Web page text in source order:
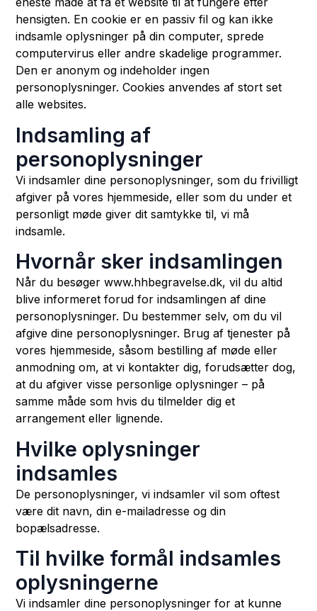
hensigten. En cookie er en passiv fil og kan ikke
indsamle oplysninger på din computer, sprede
computervirus eller andre skadelige programmer.
Den er anonym og indeholder ingen
personoplysninger. Cookies anvendes af stort set
alle websites.
Indsamling af
personoplysninger
Vi indsamler dine personoplysninger, som du frivilligt
afgiver på vores hjemmeside, eller som du under et
personligt møde giver dit samtykke til, vi må
indsamle.
Hvornår sker indsamlingen
Når du besøger www.hhbegravelse.dk, vil du altid
blive informeret forud for indsamlingen af dine
personoplysninger. Du bestemmer selv, om du vil
afgive dine personoplysninger. Brug af tjenester på
vores hjemmeside, såsom bestilling af møde eller
anmodning om, at vi kontakter dig, forudsætter dog,
at du afgiver visse personlige oplysninger – på
samme måde som hvis du tilmelder dig et
arrangement eller lignende.
Hvilke oplysninger
indsamles
De personoplysninger, vi indsamler vil som oftest
være dit navn, din e-mailadresse og din
bopælsadresse.
Til hvilke formål indsamles
oplysningerne
Vi indsamler dine personoplysninger for at kunne